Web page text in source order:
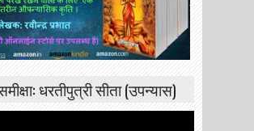
धरतीपुत्री सीता (उपन्यास)